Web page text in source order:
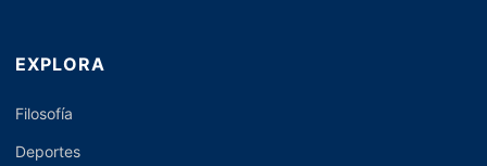
EXPLORA
Filosofía
Deportes